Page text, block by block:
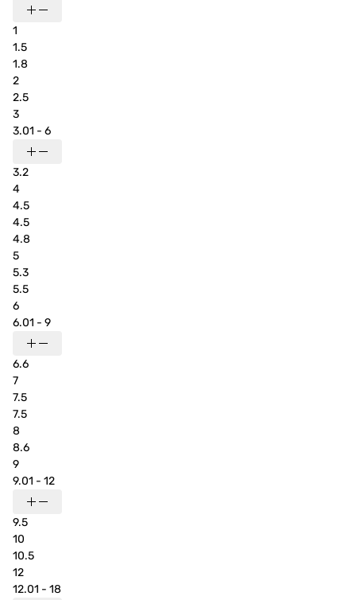
1
1.5
1.8
2
2.5
3
3.01 - 6
3.2
4
4.5
4.5
4.8
5
5.3
5.5
6
6.01 - 9
6.6
7
7.5
7.5
8
8.6
9
9.01 - 12
9.5
10
10.5
12
12.01 - 18